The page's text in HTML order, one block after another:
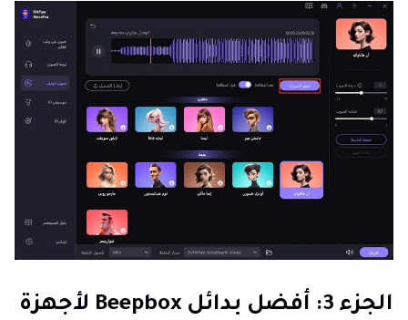
الجزء 3: أفضل بدائل Beepbox لأجهزة